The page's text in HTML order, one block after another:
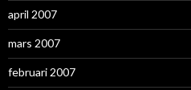
april 2007
mars 2007
februari 2007